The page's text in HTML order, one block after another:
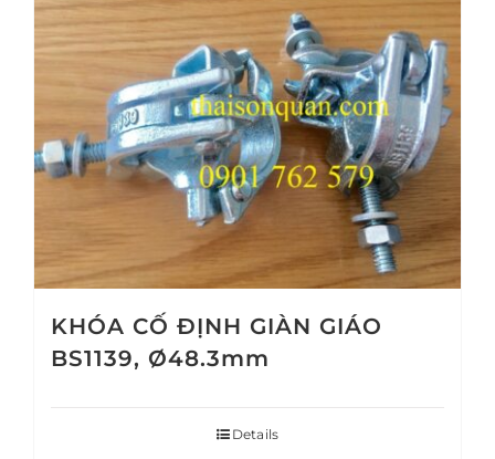
KHÓA CỐ ĐỊNH GIÀN GIÁO
BS1139, Ø48.3mm
Details